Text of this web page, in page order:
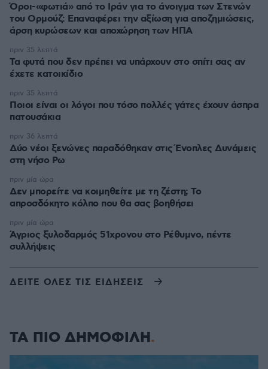
Όροι-«φωτιά» από το Ιράν για το άνοιγμα των Στενών
του Ορμούζ: Επαναφέρει την αξίωση για αποζημιώσεις,
άρση κυρώσεων και αποχώρηση των ΗΠΑ
Τα φυτά που δεν πρέπει να υπάρχουν στο σπίτι σας αν
έχετε κατοικίδιο
πριν 35 λεπτά
Ποιοι είναι οι λόγοι που τόσο πολλές γάτες έχουν άσπρα
πατουσάκια
πριν 35 λεπτά
Δύο νέοι ξενώνες παραδόθηκαν στις Ένοπλες Δυνάμεις
στη νήσο Ρω
πριν 36 λεπτά
Δεν μπορείτε να κοιμηθείτε με τη ζέστη; Το
απροσδόκητο κόλπο που θα σας βοηθήσει
πριν μία ώρα
Άγριος ξυλοδαρμός 51χρονου στο Ρέθυμνο, πέντε
συλλήψεις
πριν μία ώρα
ΔΕΙΤΕ ΟΛΕΣ ΤΙΣ ΕΙΔΗΣΕΙΣ
ΤΑ ΠΙΟ ΔΗΜΟΦΙΛΗ